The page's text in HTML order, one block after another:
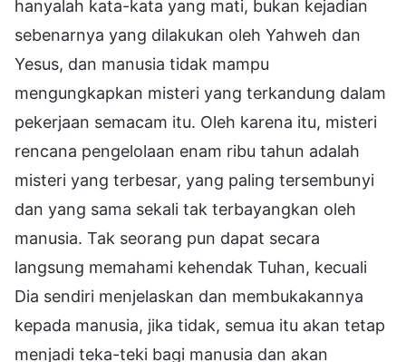
hanyalah kata-kata yang mati, bukan kejadian
sebenarnya yang dilakukan oleh Yahweh dan
Yesus, dan manusia tidak mampu
mengungkapkan misteri yang terkandung dalam
pekerjaan semacam itu. Oleh karena itu, misteri
rencana pengelolaan enam ribu tahun adalah
misteri yang terbesar, yang paling tersembunyi
dan yang sama sekali tak terbayangkan oleh
manusia. Tak seorang pun dapat secara
langsung memahami kehendak Tuhan, kecuali
Dia sendiri menjelaskan dan membukakannya
kepada manusia, jika tidak, semua itu akan tetap
menjadi teka-teki bagi manusia dan akan